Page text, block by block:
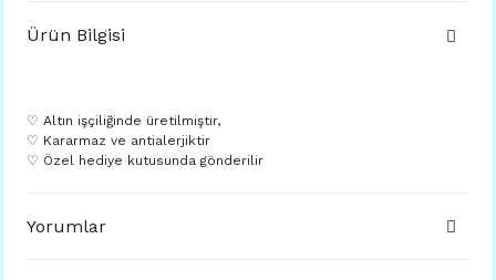
Ürün Bilgisi
♡ Altın işçiliğinde üretilmiştir,
♡ Kararmaz ve antialerjiktir
♡ Özel hediye kutusunda gönderilir
Yorumlar